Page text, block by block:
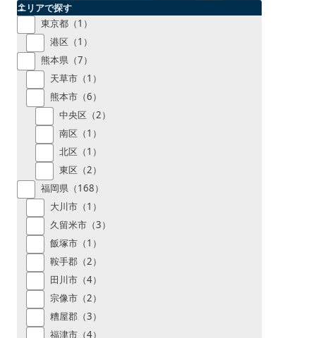
エリアで探す
東京都（1）
港区（1）
熊本県（7）
天草市（1）
熊本市（6）
中央区（2）
南区（1）
北区（1）
東区（2）
福岡県（168）
大川市（1）
久留米市（3）
飯塚市（1）
鞍手郡（2）
田川市（4）
宗像市（2）
糟屋郡（3）
福津市（4）